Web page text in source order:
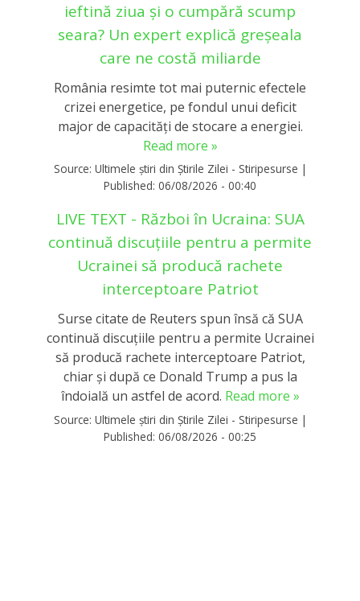
ieftină ziua și o cumpără scump
seara? Un expert explică greșeala
care ne costă miliarde
România resimte tot mai puternic efectele
crizei energetice, pe fondul unui deficit
major de capacități de stocare a energiei.
Read more »
Source: Ultimele știri din Știrile Zilei - Stiripesurse |
Published: 06/08/2026 - 00:40
LIVE TEXT - Război în Ucraina: SUA
continuă discuțiile pentru a permite
Ucrainei să producă rachete
interceptoare Patriot
Surse citate de Reuters spun însă că SUA
continuă discuțiile pentru a permite Ucrainei
să producă rachete interceptoare Patriot,
chiar și după ce Donald Trump a pus la
îndoială un astfel de acord. Read more »
Source: Ultimele știri din Știrile Zilei - Stiripesurse |
Published: 06/08/2026 - 00:25